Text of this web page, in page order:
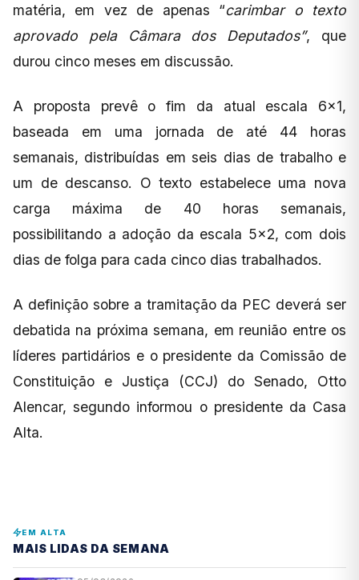
matéria, em vez de apenas “carimbar o texto
aprovado pela Câmara dos Deputados”, que
durou cinco meses em discussão.
A proposta prevê o fim da atual escala 6×1,
baseada em uma jornada de até 44 horas
semanais, distribuídas em seis dias de trabalho e
um de descanso. O texto estabelece uma nova
carga máxima de 40 horas semanais,
possibilitando a adoção da escala 5×2, com dois
dias de folga para cada cinco dias trabalhados.
A definição sobre a tramitação da PEC deverá ser
debatida na próxima semana, em reunião entre os
líderes partidários e o presidente da Comissão de
Constituição e Justiça (CCJ) do Senado, Otto
Alencar, segundo informou o presidente da Casa
Alta.
EM ALTA
MAIS LIDAS DA SEMANA